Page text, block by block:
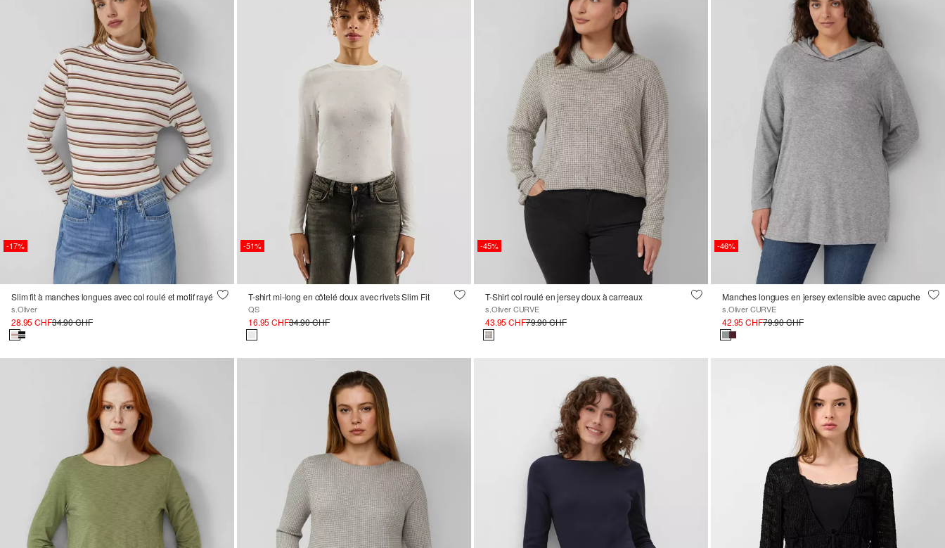
-17%
Slim fit à manches longues avec col roulé et motif rayé
s.Oliver
28.95 CHF34.90 CHF
-51%
T-shirt mi-long en côtelé doux avec rivets Slim Fit
QS
16.95 CHF34.90 CHF
-45%
T-Shirt col roulé en jersey doux à carreaux
s.Oliver CURVE
43.95 CHF79.90 CHF
-46%
Manches longues en jersey extensible avec capuche
s.Oliver CURVE
42.95 CHF79.90 CHF